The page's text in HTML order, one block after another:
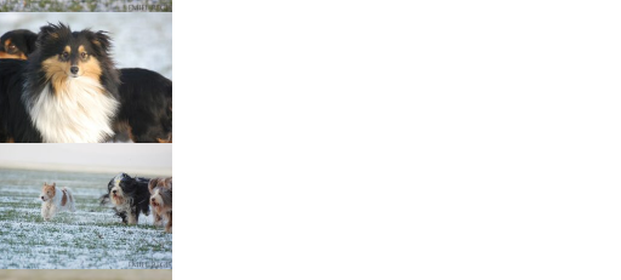
štěňátka „J“
štěňátka „I“
štěňátka „H“
štěňátka „G“